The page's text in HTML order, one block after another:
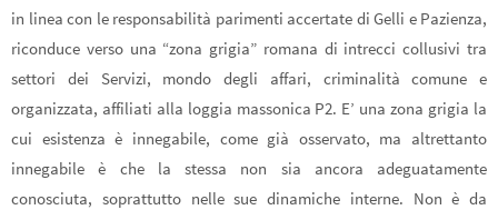
in linea con le responsabilità parimenti accertate di Gelli e Pazienza,
riconduce verso una “zona grigia” romana di intrecci collusivi tra
settori dei Servizi, mondo degli affari, criminalità comune e
organizzata, affiliati alla loggia massonica P2. E’ una zona grigia la
cui esistenza è innegabile, come già osservato, ma altrettanto
innegabile è che la stessa non sia ancora adeguatamente
conosciuta, soprattutto nelle sue dinamiche interne. Non è da